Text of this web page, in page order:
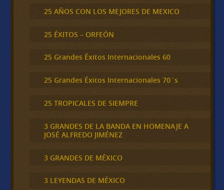
25 AÑOS CON LOS MEJORES DE MEXICO
25 ÉXITOS – ORFEÓN
25 Grandes Éxitos Internacionales 60
25 Grandes Éxitos Internacionales 70´s
25 TROPICALES DE SIEMPRE
3 GRANDES DE LA BANDA EN HOMENAJE A
JOSÉ ALFREDO JIMÉNEZ
3 GRANDES DE MÉXICO
3 LEYENDAS DE MÉXICO